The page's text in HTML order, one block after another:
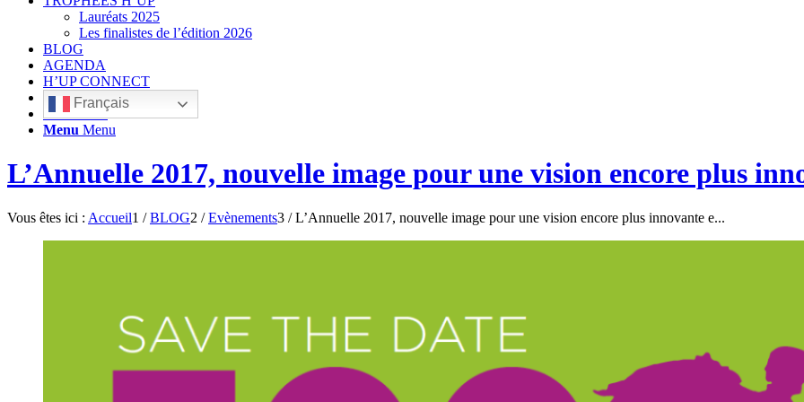
Lauréats 2025
Les finalistes de l’édition 2026
BLOG
AGENDA
H’UP CONNECT
Français
Rechercher
Menu Menu
L’Annuelle 2017, nouvelle image pour une vision encore plus
Vous êtes ici : Accueil1 / BLOG2 / Evènements3 / L’Annuelle 2017, nouvelle image pour une vision encore plus innovante e...